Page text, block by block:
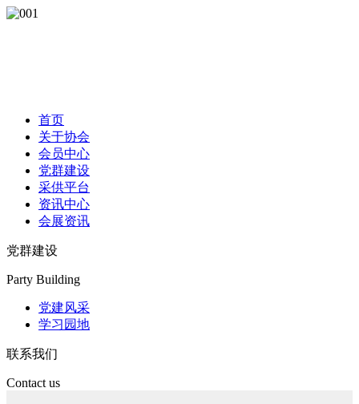
首页
关于协会
会员中心
党群建设
采供平台
资讯中心
会展资讯
党群建设
Party Building
党建风采
学习园地
联系我们
Contact us